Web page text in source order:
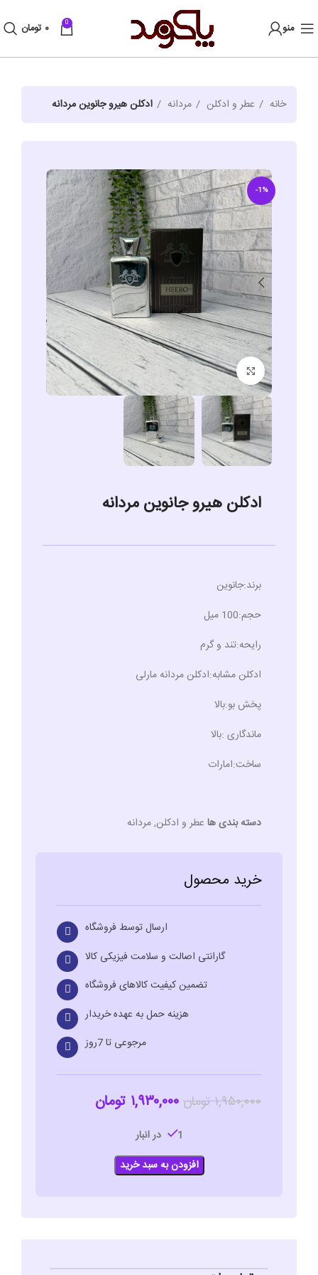
منو 0 ۰ تومان
خانه عطر و ادکلن مردانه ادکلن هیرو جانوین مردانه
-1%
برای بزرگنمایی کلیک کنید
ادکلن هیرو جانوین مردانه
برند:جانوین
حجم:100 میل
رایحه:تند و گرم
ادکلن مشابه:ادکلن مردانه مارلی
پخش بو:بالا
ماندگاری :بالا
ساخت:امارات
دسته بندی ها عطر و ادکلن,مردانه
خرید محصول
ارسال توسط فروشگاه
گارانتی اصالت و سلامت فیزیکی کالا
تضمین کیفیت کالاهای فروشگاه
هزینه حمل به عهده خریدار
مرجوعی تا 7روز
۱,۹۵۰,۰۰۰تومان ۱,۹۳۰,۰۰۰ تومان
1 در انبار
افزودن به سبد خرید